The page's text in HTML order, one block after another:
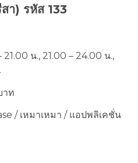
า) รหัส 133
21.00 น., 21.00 – 24.00 น.,
าท
/ เหมาเหมา / แอปพลิเคชั่น